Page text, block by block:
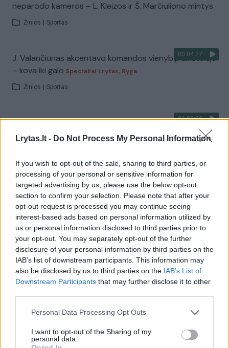
Lrytas.lt - Do Not Process My Personal Information
If you wish to opt-out of the sale, sharing to third parties, or
processing of your personal or sensitive information for
targeted advertising by us, please use the below opt-out
section to confirm your selection. Please note that after your
opt-out request is processed you may continue seeing
interest-based ads based on personal information utilized by
us or personal information disclosed to third parties prior to
your opt-out. You may separately opt-out of the further
disclosure of your personal information by third parties on the
IAB’s list of downstream participants. This information may
also be disclosed by us to third parties on the IAB’s List of
Downstream Participants that may further disclose it to other
Personal Data Processing Opt Outs
I want to opt-out of the Sharing of my
personal data.
neparodo kameros – L. Kleizos ir Š. Marčiuliono mintys
Žinios Sportas
00:04:27
J. Valančiūnas akcentavo komandos vienybę: aikštelėje
– kova iki galo Specialiai Lrytas, Ryga
Žinios Sportas
00:00:52
J. Valančiūnas – apie emocingas rungtynes su latviais
ir A. Veličkos kovingumą: buvo sunkuSpecialiai Lrytas,
Žinios | Sportas
00:03:27
J. Valančiūnas: svarbiausia – pergalė, nesvarbu vienu
tašku ar trisdešimčia Specialiai Lrytas, Tamperė
Žinios | Sportas
00:02:50
Po pergalės prieš Suomiją – J. Valančiūno įžvalgos:
teisėjavimas, gynyba ir prezidento dėmesys Specialiai
00:06:23
J. Valančiūnas po pergalės: „Mes visi kartu – negali